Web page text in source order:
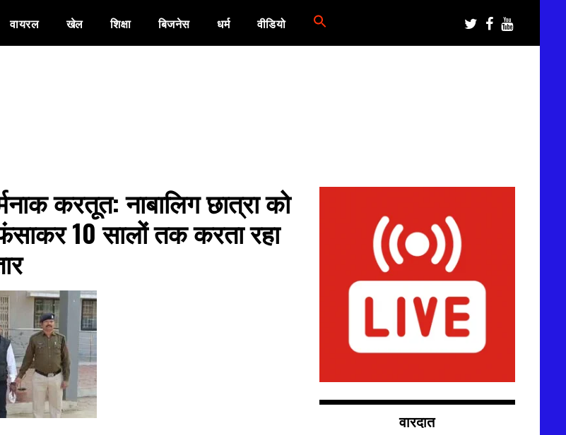
वायरल खेल शिक्षा बिजनेस धर्म वीडियो
करतूत: नाबालिग छात्रा को
10 सालों तक करता रहा
वारदात